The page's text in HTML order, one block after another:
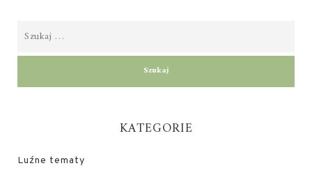
KATEGORIE
Luźne tematy